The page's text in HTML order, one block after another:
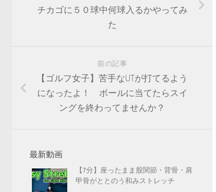
チカゴに５０球中何球入るかやってみ
た
前の記事
【ゴルフ女子】苦手なUTが打てるよう
になったよ！ ボールに当てたらスイ
ングを終わってませんか？
最新動画
【7分】座ったまま股関節・背骨・肩
甲骨がととのう和みストレッチ